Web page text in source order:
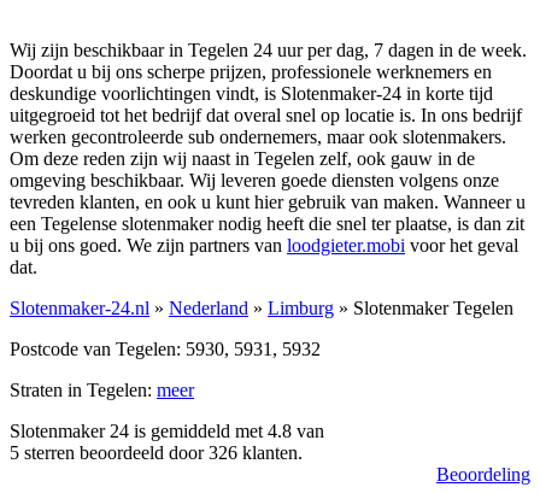
Wij zijn beschikbaar in Tegelen 24 uur per dag, 7 dagen in de week.
Doordat u bij ons scherpe prijzen, professionele werknemers en
deskundige voorlichtingen vindt, is Slotenmaker-24 in korte tijd
uitgegroeid tot het bedrijf dat overal snel op locatie is. In ons bedrijf
werken gecontroleerde sub ondernemers, maar ook slotenmakers.
Om deze reden zijn wij naast in Tegelen zelf, ook gauw in de
omgeving beschikbaar. Wij leveren goede diensten volgens onze
tevreden klanten, en ook u kunt hier gebruik van maken. Wanneer u
een Tegelense slotenmaker nodig heeft die snel ter plaatse, is dan zit
u bij ons goed. We zijn partners van loodgieter.mobi voor het geval
dat.
Slotenmaker-24.nl » Nederland » Limburg » Slotenmaker Tegelen
Postcode van Tegelen: 5930, 5931, 5932
Straten in Tegelen: meer
Slotenmaker 24 is gemiddeld met 4.8 van
5 sterren beoordeeld door 326 klanten.
Beoordeling